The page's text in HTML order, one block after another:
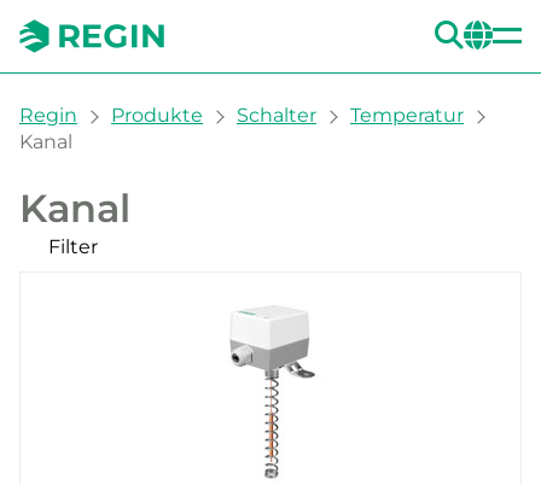
You are here:
Regin Produkte Schalter
Temperatur
Kanal
Kanal
Filter